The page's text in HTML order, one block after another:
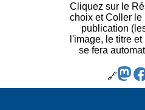
Cliquez sur le
choix et Coller le
publication
l'image, le titre
se fera
🔗